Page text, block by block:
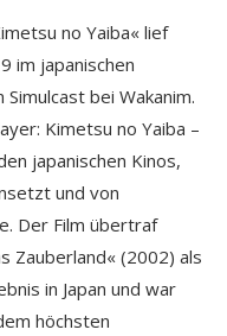
no Yaiba« lief
im japanischen
bei Wakanim.
Kimetsu no Yaiba –
japanischen Kinos,
und von
Der Film übertraf
Zauberland« (2002) als
in Japan und war
höchsten